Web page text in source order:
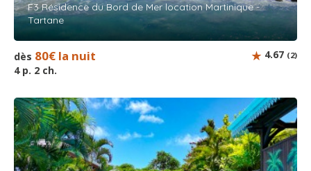
F3 Résidence du Bord de Mer location Martinique -
Tartane
dès 80€ la nuit
4 p. 2 ch.
4.67 (2)